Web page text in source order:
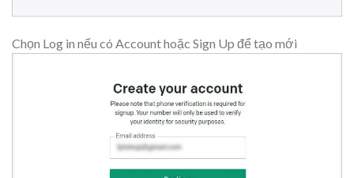
Chọn Log in nếu có Account hoặc Sign Up để tạo mới